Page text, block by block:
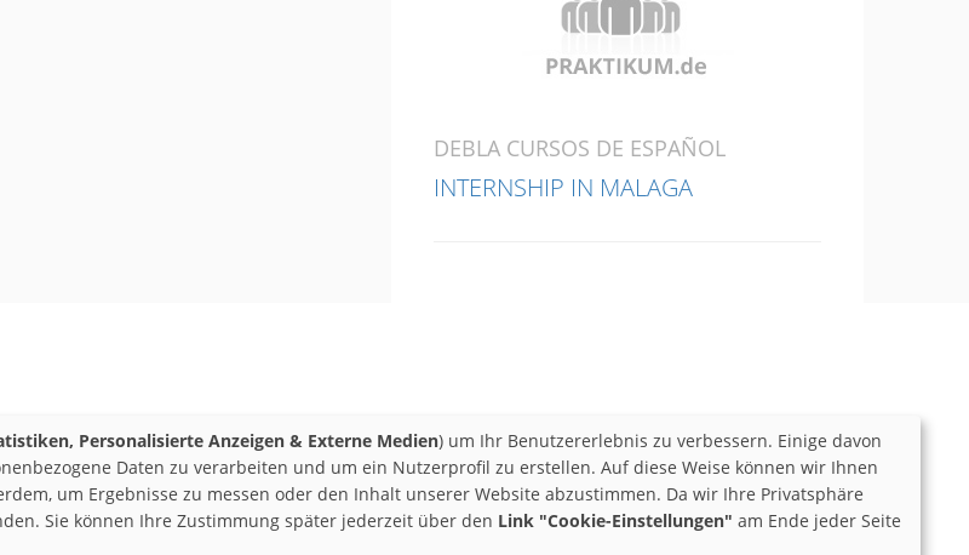
DEBLA CURSOS DE ESPAÑOL
INTERNSHIP IN MALAGA
Personalisierte Anzeigen & Externe Medien) um Ihr Benutzererlebnis zu verbessern. Einige davon
Daten zu verarbeiten und um ein Nutzerprofil zu erstellen. Auf diese Weise können wir Ihnen
um Ergebnisse zu messen oder den Inhalt unserer Website abzustimmen. Da wir Ihre Privatsphäre
Sie können Ihre Zustimmung später jederzeit über den Link "Cookie-Einstellungen" am Ende jeder Seite